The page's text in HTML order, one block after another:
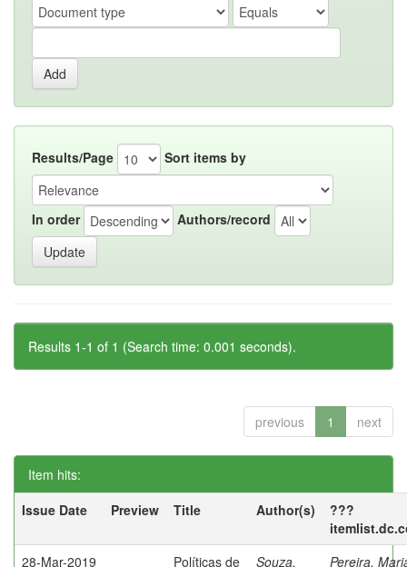
Results/Page Sort items by
In order Authors/record
Results 1-1 of 1 (Search time: 0.001 seconds).
previous 1 next
Item hits:
Issue Date
Preview Title Author(s)
???
28-Mar-2019
Políticas de Souza, Pereira,